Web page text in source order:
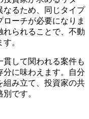
なるため、同じタイプ
ーチが必要になりま
られることで、不動
。
貫して関われる案件も
に味わえます。自分
組み立て、投資家の共
です。